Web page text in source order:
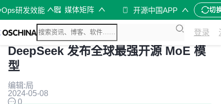
研发效能 媒体矩阵 开源中国APP 切
登录
DeepSeek 发布全球最强开源 MoE 模
型
编辑:局
2024-05-08
0